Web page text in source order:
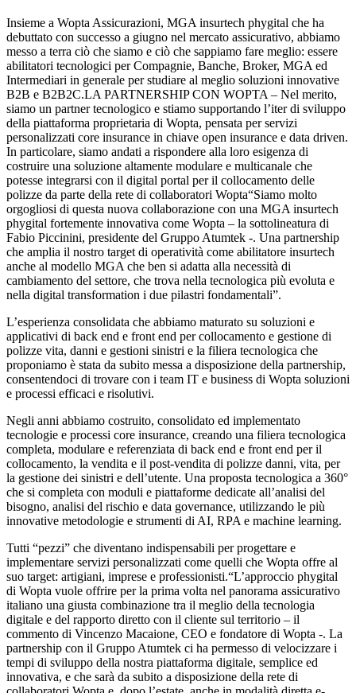
Insieme a Wopta Assicurazioni, MGA insurtech phygital che ha
debuttato con successo a giugno nel mercato assicurativo, abbiamo
messo a terra ciò che siamo e ciò che sappiamo fare meglio: essere
abilitatori tecnologici per Compagnie, Banche, Broker, MGA ed
Intermediari in generale per studiare al meglio soluzioni innovative
B2B e B2B2C.LA PARTNERSHIP CON WOPTA – Nel merito,
siamo un partner tecnologico e stiamo supportando l’iter di sviluppo
della piattaforma proprietaria di Wopta, pensata per servizi
personalizzati core insurance in chiave open insurance e data driven.
In particolare, siamo andati a rispondere alla loro esigenza di
costruire una soluzione altamente modulare e multicanale che
potesse integrarsi con il digital portal per il collocamento delle
polizze da parte della rete di collaboratori Wopta“Siamo molto
orgogliosi di questa nuova collaborazione con una MGA insurtech
phygital fortemente innovativa come Wopta – la sottolineatura di
Fabio Piccinini, presidente del Gruppo Atumtek -. Una partnership
che amplia il nostro target di operatività come abilitatore insurtech
anche al modello MGA che ben si adatta alla necessità di
cambiamento del settore, che trova nella tecnologica più evoluta e
nella digital transformation i due pilastri fondamentali”.
L’esperienza consolidata che abbiamo maturato su soluzioni e
applicativi di back end e front end per collocamento e gestione di
polizze vita, danni e gestioni sinistri e la filiera tecnologica che
proponiamo è stata da subito messa a disposizione della partnership,
consentendoci di trovare con i team IT e business di Wopta soluzioni
e processi efficaci e risolutivi.
Negli anni abbiamo costruito, consolidato ed implementato
tecnologie e processi core insurance, creando una filiera tecnologica
completa, modulare e referenziata di back end e front end per il
collocamento, la vendita e il post-vendita di polizze danni, vita, per
la gestione dei sinistri e dell’utente. Una proposta tecnologica a 360°
che si completa con moduli e piattaforme dedicate all’analisi del
bisogno, analisi del rischio e data governance, utilizzando le più
innovative metodologie e strumenti di AI, RPA e machine learning.
Tutti “pezzi” che diventano indispensabili per progettare e
implementare servizi personalizzati come quelli che Wopta offre al
suo target: artigiani, imprese e professionisti.“L’approccio phygital
di Wopta vuole offrire per la prima volta nel panorama assicurativo
italiano una giusta combinazione tra il meglio della tecnologia
digitale e del rapporto diretto con il cliente sul territorio – il
commento di Vincenzo Macaione, CEO e fondatore di Wopta -. La
partnership con il Gruppo Atumtek ci ha permesso di velocizzare i
tempi di sviluppo della nostra piattaforma digitale, semplice ed
innovativa, e che sarà da subito a disposizione della rete di